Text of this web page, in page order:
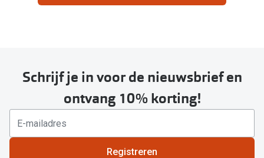
Schrijf je in voor de nieuwsbrief en
ontvang 10% korting!
Registreren